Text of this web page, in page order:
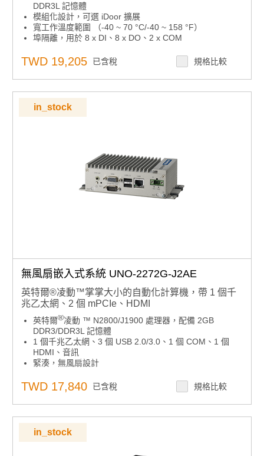
DDR3L 記憶體
模組化設計，可選 iDoor 擴展
寬工作溫度範圍 （-40 ~ 70 °C/-40 ~ 158 °F）
埠隔離，用於 8 x DI、8 x DO、2 x COM
雙存儲：M.2 2242 SATA 固態硬碟和 2.5 英寸硬碟/固態
支援 M.2 3042/M.2 3052 模組
板載 TPM 2.0 提供基於硬體的安全性
符合 IEC 61010-1 安全要求
TWD 19,205 已含稅 規格比較
in_stock
無風扇嵌入式系統 UNO-2272G-J2AE
英特爾®凌動™掌掌大小的自動化計算機，帶 1 個千
兆乙太網、2 個 mPCIe、HDMI
英特爾®凌動 ™ N2800/J1900 處理器，配備 2GB
DDR3/DDR3L 記憶體
1 個千兆乙太網、3 個 USB 2.0/3.0、1 個 COM、1 個
HDMI、音訊
緊湊，無風扇設計
採用 iDoor 技術的多樣化系統 I/O 和隔離式數位 I/O
通過iDoor技術支持現場總線協定
通過 iDoor 技術支援 MRAM 技術
TWD 17,840 已含稅 規格比較
in_stock